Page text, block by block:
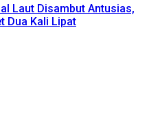
Laut Disambut Antusias,
Dua Kali Lipat